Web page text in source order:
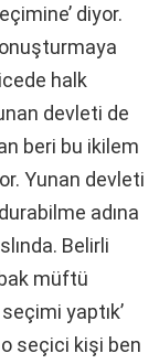
diyor.
halk
devleti de
beri bu ikilem
Yunan devleti
adına
Belirli
müftü
yaptık’
seçici kişi ben